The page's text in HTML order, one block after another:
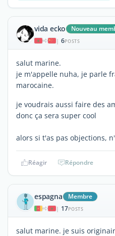
vida ecko Nouveau
| 6POSTS
salut marine.
je m'appelle nuha, je parle
marocaine.
je voudrais aussi faire des
donc ça sera super cool
alors si t'as pas objections,
Réagir Répondre
espagna Membre
| 17POSTS
salut marine. je suis